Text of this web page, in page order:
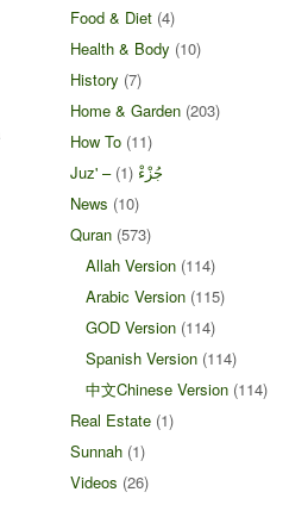
Food & Diet (4)
Health & Body (10)
History (7)
Home & Garden (203)
How To (11)
Juz' – جُزْءْ (1)
News (10)
Quran (573)
Allah Version (114)
Arabic Version (115)
GOD Version (114)
Spanish Version (114)
中文Chinese Version (114)
Real Estate (1)
Sunnah (1)
Videos (26)